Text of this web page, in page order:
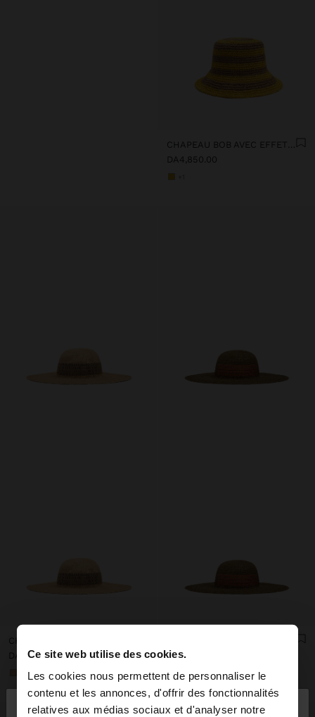
Ce site web utilise des cookies.
Les cookies nous permettent de personnaliser le
contenu et les annonces, d'offrir des fonctionnalités
relatives aux médias sociaux et d'analyser notre
bonjour ×
CHAPEAU BOB AVEC EFFET PAILLE À RAYURES
DA4,850.00
DA5,650.00
DA5,650.00
+1